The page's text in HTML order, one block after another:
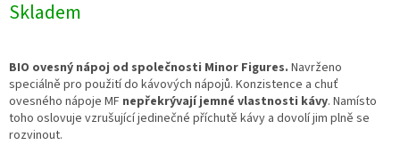
Skladem
BIO ovesný nápoj od společnosti Minor Figures. Navrženo
speciálně pro použití do kávových nápojů. Konzistence a chuť
ovesného nápoje MF nepřekrývají jemné vlastnosti kávy. Namísto
toho oslovuje vzrušující jedinečné příchutě kávy a dovolí jim plně se
rozvinout.